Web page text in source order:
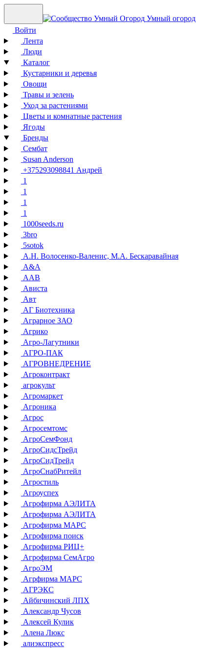
Умный огород
Войти
Лента
Люди
Каталог
Кустарники и деревья
Овощи
Травы и зелень
Уход за растениями
Цветы и комнатные растения
Ягоды
Бренды
Сембат
Susan Anderson
+375293098841 Андрей
1
1
1
1
1000seeds.ru
3bro
5sotok
А.Н. Волосенко-Валенис, М.А. Бескаравайная
А&А
ААВ
Ависта
Авт
АГ Биотехника
Аграрное ЗАО
Агрико
Агро-Лагутники
АГРО-ПАК
АГРОВНЕДРЕНИЕ
Агроконтракт
агрокульт
Агромаркет
Агроника
Агрос
Агросемтомс
АгроСемФонд
АгроСидсТрейд
АгроСидТрейд
АгроСнабРитейл
Агростиль
Агроуспех
Агрофирма АЭЛИТА
Агрофирма АЭЛИТА
Агрофирма МАРС
Агрофирма поиск
Агрофирма РИЦ+
Агрофирма СемАгро
АгроЭМ
Агрфирма МАРС
АГРЭКС
Айбичинский ЛПХ
Александр Чусов
Алексей Кулик
Алена Люкс
алиэкспресс